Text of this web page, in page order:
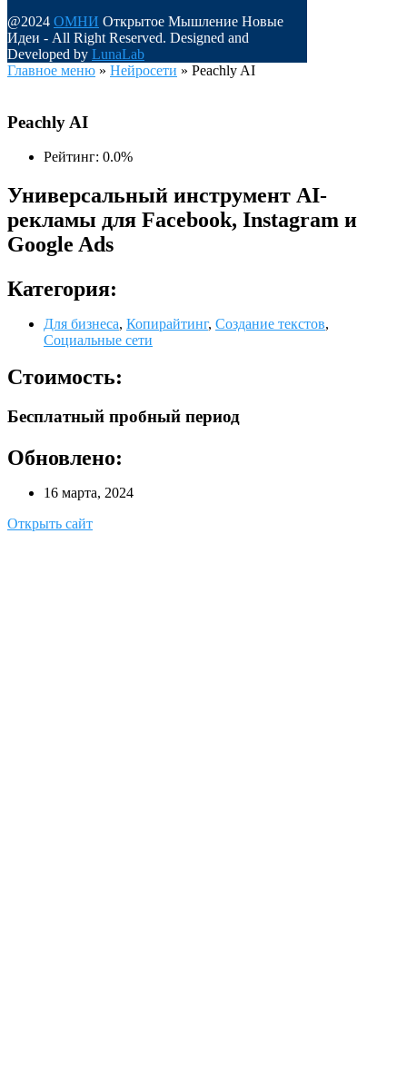
@2024 ОМНИ Открытое Мышление Новые
Идеи - All Right Reserved. Designed and
Developed by LunaLab
Главное меню » Нейросети » Peachly AI
Peachly AI
Рейтинг: 0.0%
Универсальный инструмент AI-
рекламы для Facebook, Instagram и
Google Ads
Категория:
Для бизнеса, Копирайтинг, Создание текстов,
Социальные сети
Стоимость:
Бесплатный пробный период
Обновлено:
16 марта, 2024
Открыть сайт